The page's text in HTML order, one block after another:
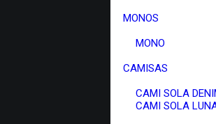
MONOS
MONO
CAMISAS
CAMI SOLA
CAMI SOLA